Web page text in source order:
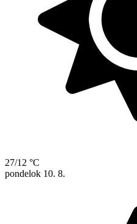
27/12 °C
pondelok 10. 8.